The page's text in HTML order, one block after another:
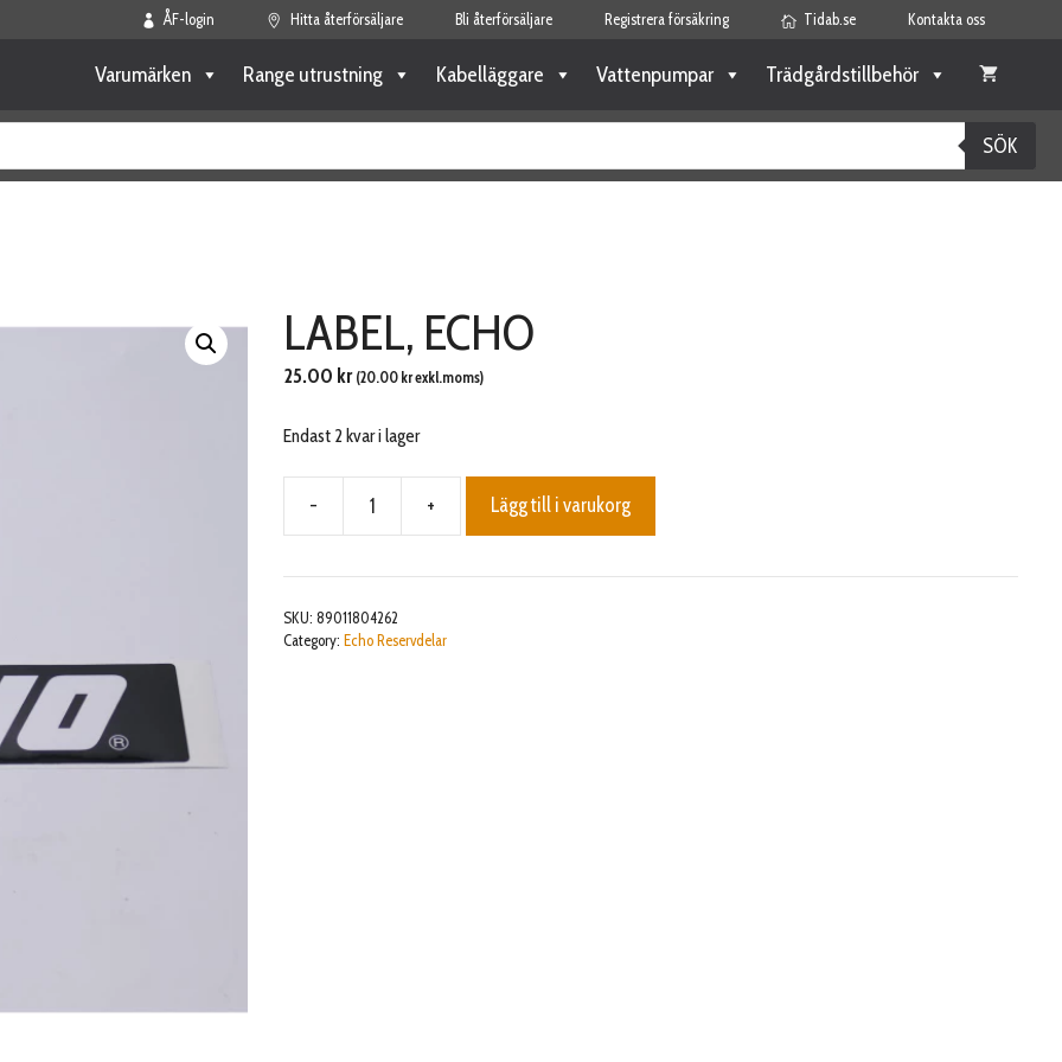
ÅF-login Hitta återförsäljare Bli återförsäljare Registrera försäkring Tidab.se Kontakta oss
Varumärken Range utrustning Kabelläggare Vattenpumpar Trädgårdstillbehör
SÖK
LABEL, ECHO
25.00 kr (20.00 krexkl.moms)
Endast 2 kvar i lager
-
mängd
+ Lägg till i varukorg
SKU: 89011804262
Category: Echo Reservdelar